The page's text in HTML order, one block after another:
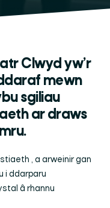
Clwyd yw’r
mewn
sgiliau
ar draws
, a arweinir gan
i ddarparu
â rhannu